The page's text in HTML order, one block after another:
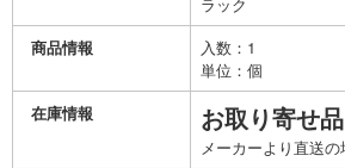
ラック
商品情報
入数：1
単位：個
在庫情報
お取り寄せ
メーカーより直送の